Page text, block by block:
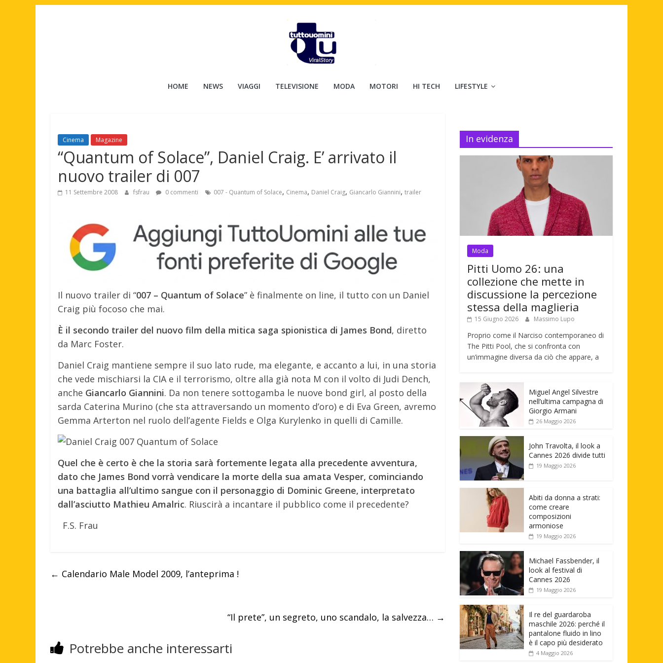
Tuttouomini
Motori,
gay
news
moda
HOME NEWS VIAGGI TELEVISIONE MODA MOTORI HI TECH LIFESTYLE
Cinema Magazine
“Quantum of Solace”, Daniel Craig. E’ arrivato il
nuovo trailer di 007
11 Settembre 2008 fsfrau 0 commenti 007 - Quantum of Solace, Cinema, Daniel Craig, Giancarlo Giannini, trailer
Il nuovo trailer di “007 – Quantum of Solace” è finalmente on line, il tutto con un Daniel
Craig più focoso che mai.
È il secondo trailer del nuovo film della mitica saga spionistica di James Bond, diretto
da Marc Foster.
Daniel Craig mantiene sempre il suo lato rude, ma elegante, e accanto a lui, in una storia
che vede mischiarsi la CIA e il terrorismo, oltre alla già nota M con il volto di Judi Dench,
anche Giancarlo Giannini. Da non tenere sottogamba le nuove bond girl, al posto della
sarda Caterina Murino (che sta attraversando un momento d’oro) e di Eva Green, avremo
Gemma Arterton nel ruolo dell’agente Fields e Olga Kurylenko in quelli di Camille.
Quel che è certo è che la storia sarà fortemente legata alla precedente avventura,
dato che James Bond vorrà vendicare la morte della sua amata Vesper, cominciando
una battaglia all’ultimo sangue con il personaggio di Dominic Greene, interpretato
dall’asciutto Mathieu Amalric. Riuscirà a incantare il pubblico come il precedente?
F.S. Frau
← Calendario Male Model 2009, l’anteprima !
“Il prete”, un segreto, uno scandalo, la salvezza… →
Potrebbe anche interessarti
In evidenza
Moda
Pitti Uomo 26: una
collezione che mette in
discussione la percezione
stessa della maglieria
15 Giugno 2026 Massimo Lupo
Proprio come il Narciso contemporaneo di
The Pitti Pool, che si confronta con
un’immagine diversa da ciò che appare, a
Miguel Angel Silvestre
nell’ultima campagna di
Giorgio Armani
26 Maggio 2026
John Travolta, il look a
Cannes 2026 divide tutti
19 Maggio 2026
Abiti da donna a strati:
come creare
composizioni
armoniose
19 Maggio 2026
Michael Fassbender, il
look al festival di
Cannes 2026
19 Maggio 2026
Il re del guardaroba
maschile 2026: perché il
pantalone fluido in lino
è il capo più desiderato
4 Maggio 2026